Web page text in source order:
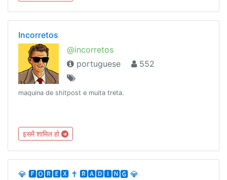
Incorretos
@incorretos
portuguese
552
maquina de shitpost e muita treta.
इसमें शामिल हो
💎 🅵🅾️🆁🅴🆇 ✝️ 🆁🅰️🅳🅸🅽🅶 💎